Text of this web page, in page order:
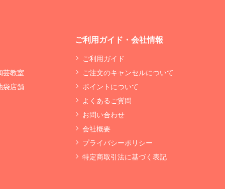
芸教室
袋店舗
ご利用ガイド・会社情報
ご利用ガイド
ご注文のキャンセルについて
ポイントについて
よくあるご質問
お問い合わせ
会社概要
プライバシーポリシー
特定商取引法に基づく表記